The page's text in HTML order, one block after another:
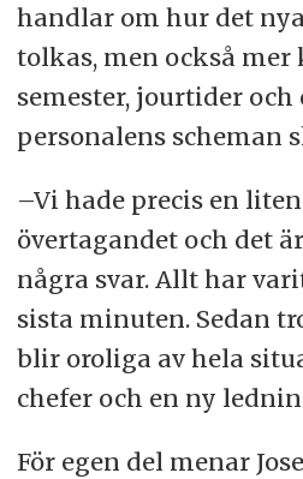
handlar om hur det
tolkas, men också
semester, jourtider och
personalens scheman
–Vi hade precis en
övertagandet och det
några svar. Allt har
sista minuten. Sedan
blir oroliga av hela
chefer och en ny
För egen del menar